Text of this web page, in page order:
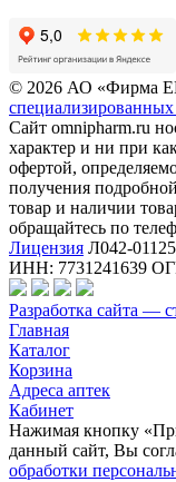
© 2026 АО «Фирма
Сайт omnipharm.ru
характер и ни при
офертой,
получения
товар и наличии
обращайтесь по
Лицензия Л042-
ИНН: 7731241639
Разработка сайта —
Главная
Каталог
Корзина
Адреса аптек
Кабинет
Нажимая кнопку
данный сайт, Вы
обработки